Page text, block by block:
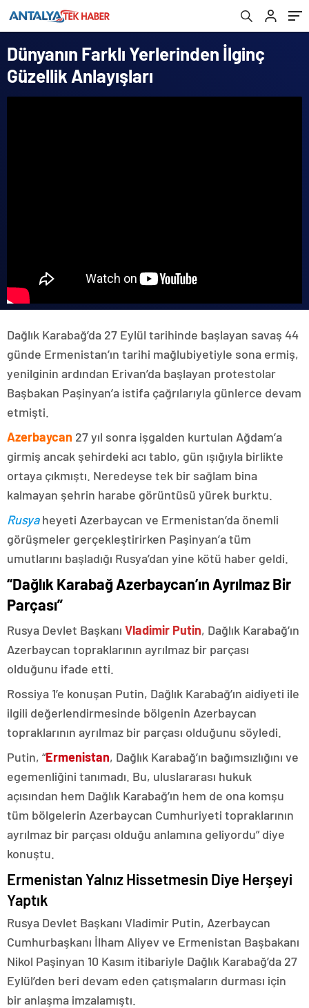
Dünyanın Farklı Yerlerinden İlginç
Güzellik Anlayışları
Dağlık Karabağ’da 27 Eylül tarihinde başlayan savaş 44
günde Ermenistan’ın tarihi mağlubiyetiyle sona ermiş,
yenilginin ardından Erivan’da başlayan protestolar
Başbakan Paşinyan’a istifa çağrılarıyla günlerce devam
etmişti.
Azerbaycan 27 yıl sonra işgalden kurtulan Ağdam’a
girmiş ancak şehirdeki acı tablo, gün ışığıyla birlikte
ortaya çıkmıştı. Neredeyse tek bir sağlam bina
kalmayan şehrin harabe görüntüsü yürek burktu.
Rusyaheyeti Azerbaycan ve Ermenistan’da önemli
görüşmeler gerçekleştirirken Paşinyan’a tüm
umutlarını başladığı Rusya’dan yine kötü haber geldi.
“Dağlık Karabağ Azerbaycan’ın Ayrılmaz Bir
Parçası”
Rusya Devlet Başkanı Vladimir Putin, Dağlık Karabağ’ın
Azerbaycan topraklarının ayrılmaz bir parçası
olduğunu ifade etti.
Rossiya 1’e konuşan Putin, Dağlık Karabağ’ın aidiyeti ile
ilgili değerlendirmesinde bölgenin Azerbaycan
topraklarının ayrılmaz bir parçası olduğunu söyledi.
Putin, “Ermenistan, Dağlık Karabağ’ın bağımsızlığını ve
egemenliğini tanımadı. Bu, uluslararası hukuk
açısından hem Dağlık Karabağ’ın hem de ona komşu
tüm bölgelerin Azerbaycan Cumhuriyeti topraklarının
ayrılmaz bir parçası olduğu anlamına geliyordu” diye
konuştu.
Ermenistan Yalnız Hissetmesin Diye Herşeyi
Yaptık
Rusya Devlet Başkanı Vladimir Putin, Azerbaycan
Cumhurbaşkanı İlham Aliyev ve Ermenistan Başbakanı
Nikol Paşinyan 10 Kasım itibariyle Dağlık Karabağ’da 27
Eylül’den beri devam eden çatışmaların durması için
bir anlaşma imzalamıştı.